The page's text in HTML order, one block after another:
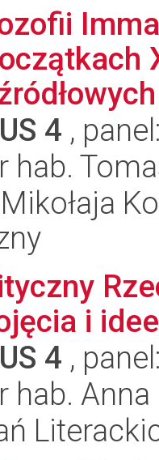
4 ,
hab.
i idee
4 ,
hab.